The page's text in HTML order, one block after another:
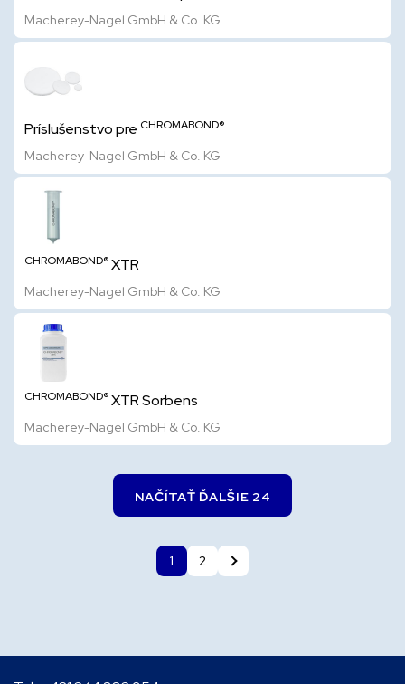
Macherey-Nagel GmbH & Co. KG
Príslušenstvo pre CHROMABOND®
Macherey-Nagel GmbH & Co. KG
CHROMABOND®XTR
Macherey-Nagel GmbH & Co. KG
CHROMABOND®XTR Sorbens
Macherey-Nagel GmbH & Co. KG
NAČÍTAŤ ĎALŠIE 24
1 2